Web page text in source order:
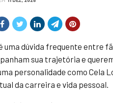
uma dúvida frequente entre
sua trajetória e
personalidade como Cela
da carreira e vida pessoal.